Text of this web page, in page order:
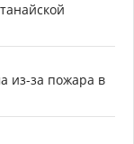
из-за пожара в